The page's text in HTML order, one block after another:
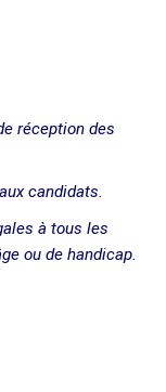
réception des
candidats.
à tous les
ou de handicap.